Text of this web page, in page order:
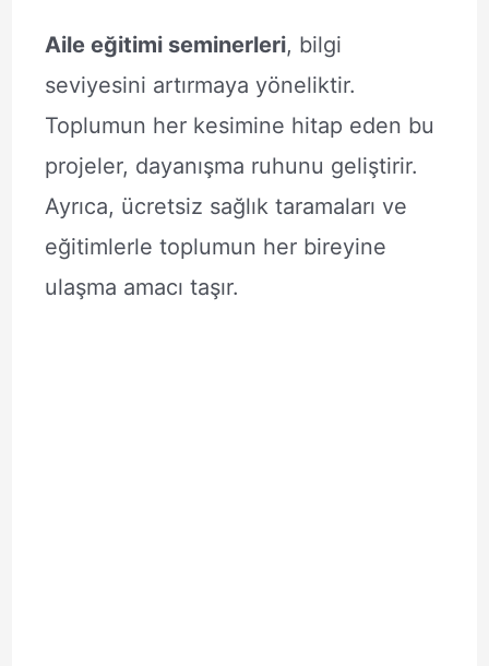
Aile eğitimi seminerleri, bilgi
seviyesini artırmaya yöneliktir.
Toplumun her kesimine hitap eden bu
projeler, dayanışma ruhunu geliştirir.
Ayrıca, ücretsiz sağlık taramaları ve
eğitimlerle toplumun her bireyine
ulaşma amacı taşır.